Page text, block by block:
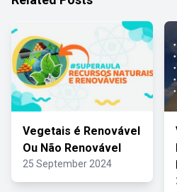
Vegetais é Renovável
Ou Não Renovável
25 September 2024